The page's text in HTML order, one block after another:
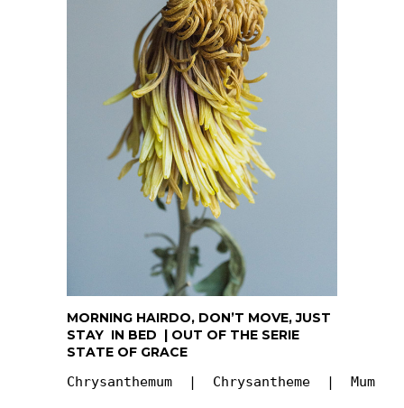
MORNING HAIRDO, DON’T MOVE, JUST
STAY IN BED | OUT OF THE SERIE
STATE OF GRACE
Chrysanthemum  |  Chrysantheme  |  Mum